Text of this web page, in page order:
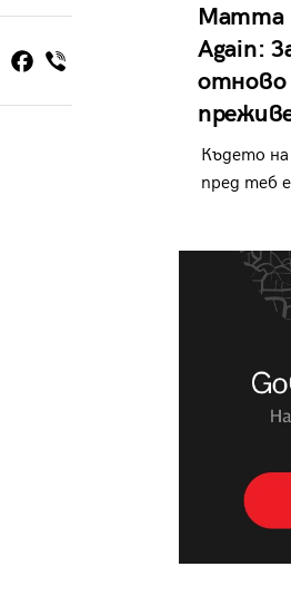
Again:
отново
Където на
пред теб